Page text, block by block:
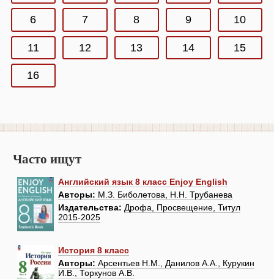
6 7 8 9 10
11 12 13 14 15
16
Часто ищут
Английский язык 8 класс Enjoy English
Авторы: М.З. Биболетова, Н.Н. Трубанева
Издательства: Дрофа, Просвещение, Титул
2015-2025
История 8 класс
Авторы: Арсентьев Н.М., Данилов А.А., Курукин
И.В., Торкунов А.В.